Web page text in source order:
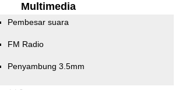
Multimedia
Pembesar suara
FM Radio
Penyambung 3.5mm